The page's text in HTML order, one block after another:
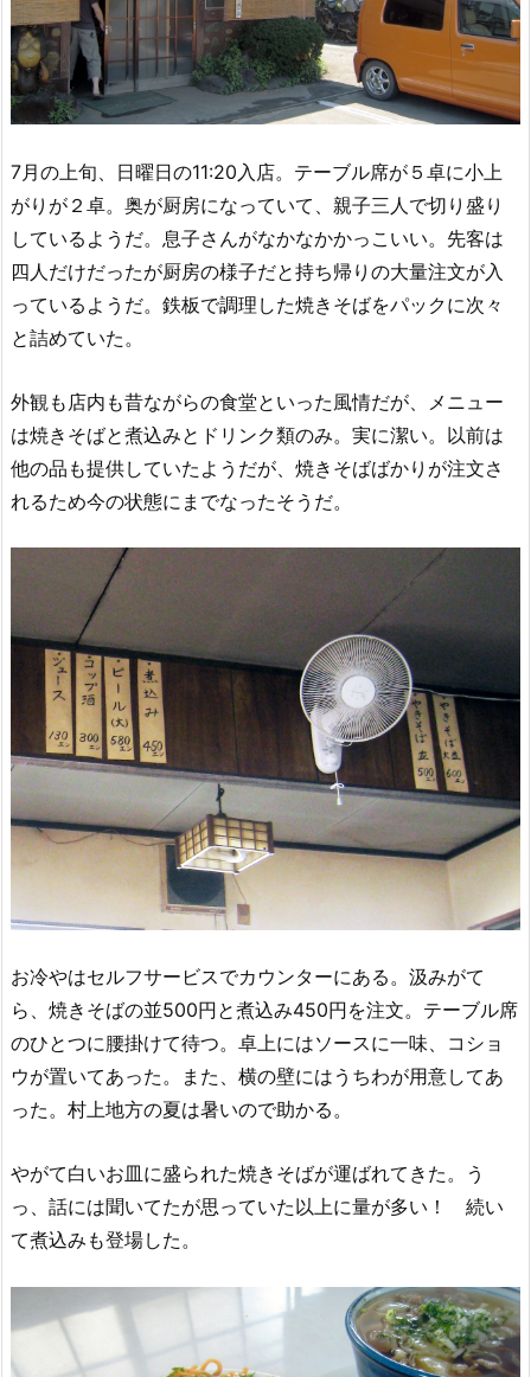
7月の上旬、日曜日の11:20入店。テーブル席が５卓に小上
がりが２卓。奥が厨房になっていて、親子三人で切り盛り
しているようだ。息子さんがなかなかかっこいい。先客は
四人だけだったが厨房の様子だと持ち帰りの大量注文が入
っているようだ。鉄板で調理した焼きそばをパックに次々
と詰めていた。
外観も店内も昔ながらの食堂といった風情だが、メニュー
は焼きそばと煮込みとドリンク類のみ。実に潔い。以前は
他の品も提供していたようだが、焼きそばばかりが注文さ
れるため今の状態にまでなったそうだ。
お冷やはセルフサービスでカウンターにある。汲みがて
ら、焼きそばの並500円と煮込み450円を注文。テーブル席
のひとつに腰掛けて待つ。卓上にはソースに一味、コショ
ウが置いてあった。また、横の壁にはうちわが用意してあ
った。村上地方の夏は暑いので助かる。
やがて白いお皿に盛られた焼きそばが運ばれてきた。う
っ、話には聞いてたが思っていた以上に量が多い！ 続い
て煮込みも登場した。